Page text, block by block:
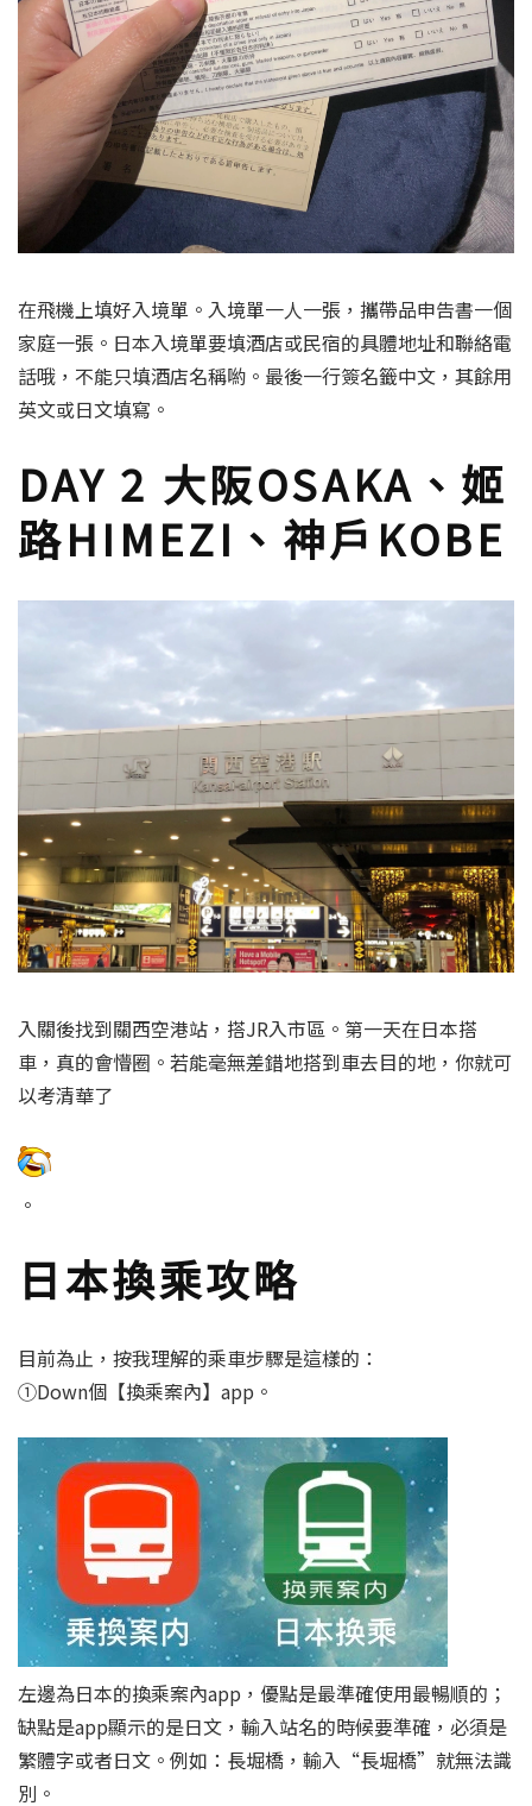
在飛機上填好入境單。入境單一人一張，攜帶品申告書一個
家庭一張。日本入境單要填酒店或民宿的具體地址和聯絡電
話哦，不能只填酒店名稱喲。最後一行簽名籤中文，其餘用
英文或日文填寫。
DAY 2 大阪OSAKA、姬
路HIMEZI、神戶KOBE
入關後找到關西空港站，搭JR入市區。第一天在日本搭
車，真的會懵圈。若能毫無差錯地搭到車去目的地，你就可
以考清華了
。
日本換乘攻略
目前為止，按我理解的乘車步驟是這樣的：
①Down個【換乘案內】app。
左邊為日本的換乘案內app，優點是最準確使用最暢順的；
缺點是app顯示的是日文，輸入站名的時候要準確，必須是
繁體字或者日文。例如：長堀橋，輸入“長堀橋”就無法識
別。